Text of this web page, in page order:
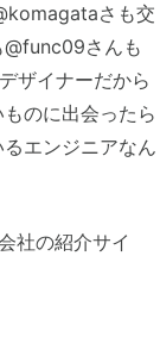
さも交
@func09さんも
ザイナーだから
のに出会ったら
エンジニアなん
社の紹介サイ